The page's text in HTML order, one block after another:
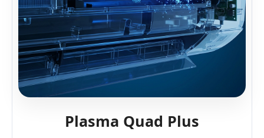
Plasma Quad Plus